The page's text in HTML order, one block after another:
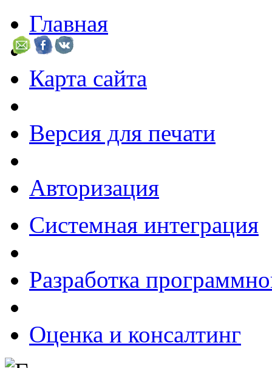
Главная
Карта сайта
Версия для печати
Авторизация
Системная интеграция
Разработка
Оценка и консалтинг